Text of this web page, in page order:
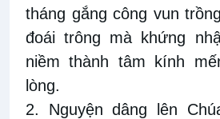
tháng gắng công vun
đoái trông mà khứng
niềm thành tâm kính
lòng.
2. Nguyện dâng lên